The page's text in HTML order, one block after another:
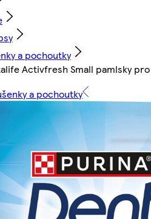
a pochoutky
Activfresh Small pamlsky pro
a pochoutky